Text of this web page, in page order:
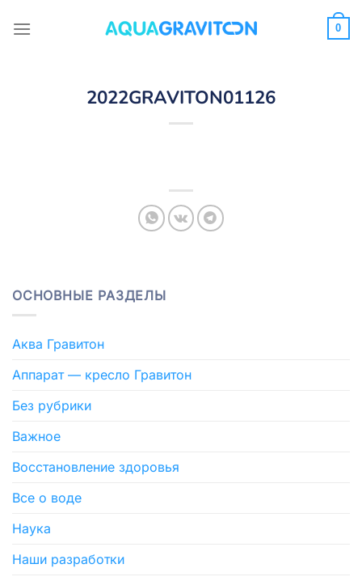
0
2022GRAVITON01126
ОСНОВНЫЕ РАЗДЕЛЫ
Аква Гравитон
Аппарат — кресло Гравитон
Без рубрики
Важное
Восстановление здоровья
Все о воде
Наука
Наши разработки